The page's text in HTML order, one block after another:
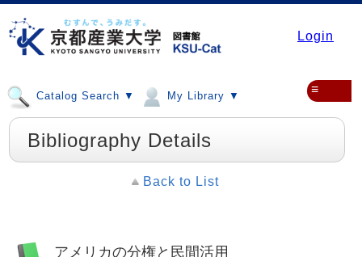
Login
Catalog Search ▼ My Library ▼ ≡
Bibliography Details
Back to List
アメリカの分権と民間活用